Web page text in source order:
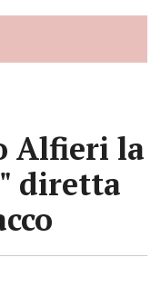
Alfieri la
diretta